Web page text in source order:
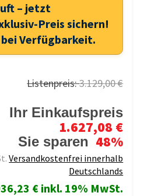
– jetzt
Preis sichern!
Verfügbarkeit.
Listenpreis:3.129,00 €
Ihr Einkaufspreis
1.627,08 €
Sie sparen 48%
Versandkostenfrei innerhalb
Deutschlands
€ inkl. 19% MwSt.